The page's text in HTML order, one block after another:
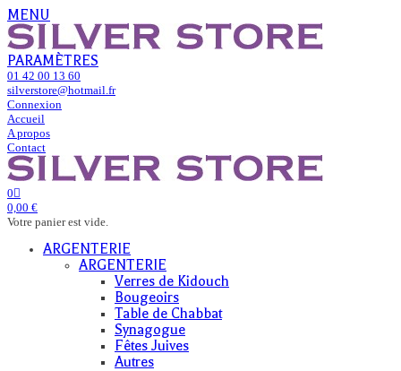
MENU
PARAMÈTRES
01 42 00 13 60
silverstore@hotmail.fr
Connexion
Accueil
A propos
Contact
0
0,00 €
Votre panier est vide.
ARGENTERIE
ARGENTERIE
Verres de Kidouch
Bougeoirs
Table de Chabbat
Synagogue
Fêtes Juives
Autres